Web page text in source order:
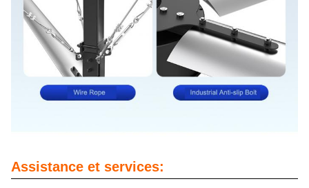
Assistance et services: